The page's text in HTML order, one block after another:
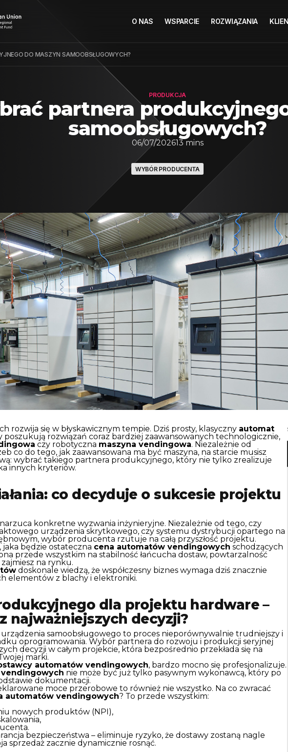
O NAS WSPARCIE ROZWIĄZANIA
DO MASZYN SAMOOBSŁUGOWYCH?
PRODUKCJA
partnera
samoobsługowych?
06/07/202613 mins
WYBÓR PRODUCENTA
rozwija się w błyskawicznym tempie. Dziś prosty, klasyczny automat
poszukują rozwiązań coraz bardziej zaawansowanych technologicznie,
czy robotyczna maszyna vendingowa. Niezależnie od
co do tego, jak zaawansowana ma być maszyna, na starcie musisz
wybrać takiego partnera produkcyjnego, który nie tylko zrealizuje
innych kryteriów.
co decyduje o sukcesie projektu
konkretne wyzwania inżynieryjne. Niezależnie od tego, czy
urządzenia skrytkowego, czy systemu dystrybucji opartego na
wybór producenta rzutuje na całą przyszłość projektu.
jaka będzie ostateczna cena automatów vendingowych schodzących
przede wszystkim na stabilność łańcucha dostaw, powtarzalność
na rynku.
doskonale wiedzą, że współczesny biznes wymaga dziś znacznie
elementów z blachy i elektroniki.
dla projektu hardware –
najważniejszych decyzji?
samoobsługowego to proces nieporównywalnie trudniejszy i
oprogramowania. Wybór partnera do rozwoju i produkcji seryjnej
decyzji w całym projekcie, która bezpośrednio przekłada się na
marki.
automatów vendingowych, bardzo mocno się profesjonalizuje.
nie może być już tylko pasywnym wykonawcą, który po
dokumentacji.
moce przerobowe to również nie wszystko. Na co zwracać
automatów vendingowych? To przede wszystkim:
nowych produktów (NPI),
bezpieczeństwa – eliminuje ryzyko, że dostawy zostaną nagle
sprzedaż zacznie dynamicznie rosnąć.